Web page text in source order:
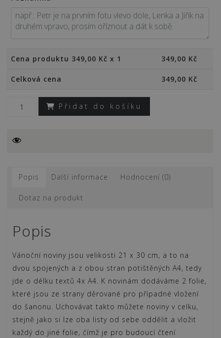
Cena produktu 349,00 Kč x 1 349,00 Kč
Celková cena 349,00 Kč
Vánoční
2022
–
událostí,
vašich
množství
Přidat do košíku
Popis Další informace Hodnocení (0)
Dotaz na produkt
Popis
Vánoční noviny jsou velikosti 21 x 30 cm, a to na
dvou spojených a z obou stran potištěných A4, tedy
jde o délku textů 4x A4. K novinám dodáváme 2 folie,
které jsou ze strany děrované pro případné vložení
do šanonu. Uchovávat takto můžete noviny v celku,
stejně jako si lze oba listy od sebe oddělit a vložit
každý do jiné folie, čímž je pro budoucí čtení